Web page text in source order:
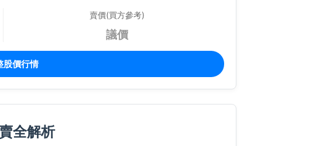
賣價(買方參考)
議價
股價行情
全解析